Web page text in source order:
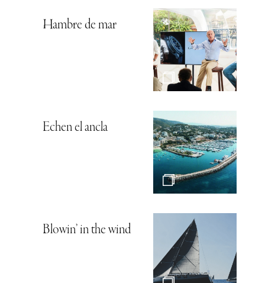
Hambre de mar
Echen el ancla
Blowin’ in the wind